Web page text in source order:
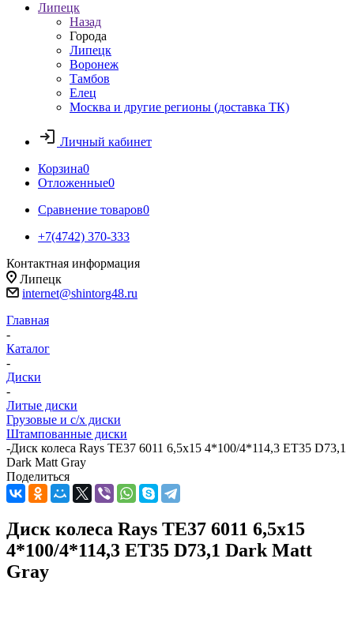
Липецк
Назад
Города
Липецк
Воронеж
Тамбов
Елец
Москва и другие регионы (доставка ТК)
Личный кабинет
Корзина0
Отложенные0
Сравнение товаров0
+7(4742) 370-333
Контактная информация
Липецк
internet@shintorg48.ru
Главная
-
Каталог
-
Диски
-
Литые диски
Грузовые и с/х диски
Штампованные диски
-Диск колеса Rays TE37 6011 6,5x15 4*100/4*114,3 ET35 D73,1
Dark Matt Gray
Поделиться
Диск колеса Rays TE37 6011 6,5x15
4*100/4*114,3 ET35 D73,1 Dark Matt
Gray